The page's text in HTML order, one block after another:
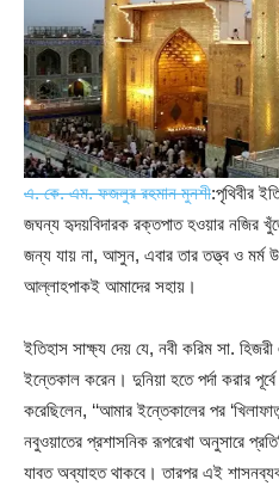
এ. কে. এম. ফজলুর রহমান মুনশী:পৃথিবীর
জঘন্য হৃদয়বিদারক রক্তপাত হওয়ার নজির
জন্য যায় না, আসুন, এবার তার তত্ত্ব ও মর্ম
আল্লাহপাকই আমাদের সহায়।
ইতিহাস সাক্ষ্য দেয় যে, নবী করিম সা.
ইন্তেকাল করেন। দুনিয়া হতে পর্দা করার
করেছিলেন, ‘‘আমার ইন্তেকালের পর
নবুওয়াতের প্রশাসনিক রূপরেখা অনুসারে
যাবত অব্যাহত থাকবে। তারপর এই